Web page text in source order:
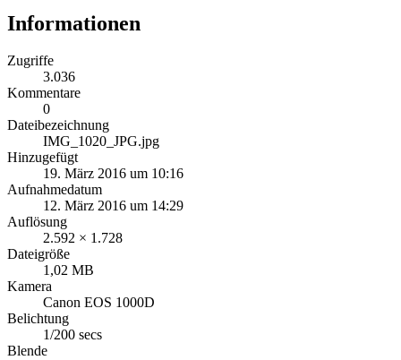
Informationen
Zugriffe
3.036
Kommentare
0
Dateibezeichnung
IMG_1020_JPG.jpg
Hinzugefügt
19. März 2016 um 10:16
Aufnahmedatum
12. März 2016 um 14:29
Auflösung
2.592 × 1.728
Dateigröße
1,02 MB
Kamera
Canon EOS 1000D
Belichtung
1/200 secs
Blende